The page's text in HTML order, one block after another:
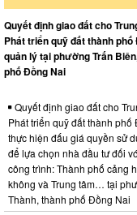
Quyết định giao đất cho
Phát triển quỹ đất thành phố
quản lý tại phường Trấn
phố Đồng Nai
Quyết định giao đất cho
Phát triển quỹ đất thành phố
thực hiện đấu giá quyền sử
để lựa chọn nhà đầu tư đối
công trình: Thành phố cảng
không và Trung tâm… tại
Thành, thành phố Đồng Nai